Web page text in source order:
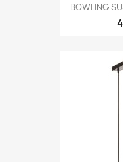
BOWLING